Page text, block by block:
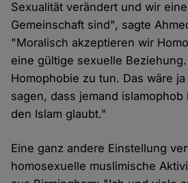
Sexualität verändert und wir
Gemeinschaft sind", sagte
"Moralisch akzeptieren wir
eine gültige sexuelle
Homophobie zu tun. Das wäre
sagen, dass jemand
den Islam glaubt."
Eine ganz andere Einstellung
homosexuelle muslimische